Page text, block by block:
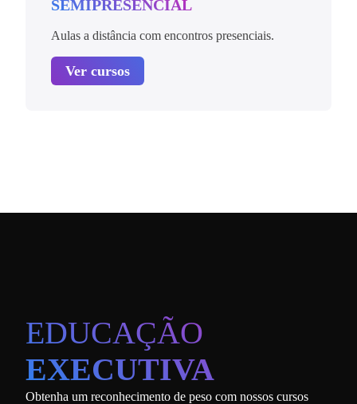
SEMIPRESENCIAL
Aulas a distância com encontros presenciais.
Ver cursos
EDUCAÇÃO
EXECUTIVA
Obtenha um reconhecimento de peso com nossos cursos